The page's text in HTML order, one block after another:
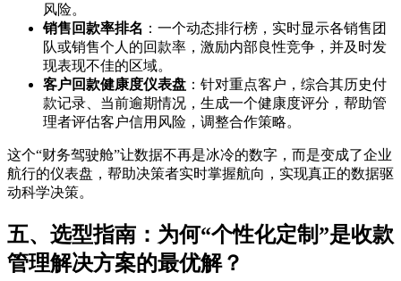
风险。
销售回款率排名 ：一个动态排行榜，实时显示各销售团
队或销售个人的回款率，激励内部良性竞争，并及时发
现表现不佳的区域。
客户回款健康度仪表盘 ：针对重点客户，综合其历史付
款记录、当前逾期情况，生成一个健康度评分，帮助管
理者评估客户信用风险，调整合作策略。
这个“财务驾驶舱”让数据不再是冰冷的数字，而是变成了企业
航行的仪表盘，帮助决策者实时掌握航向，实现真正的数据驱
动科学决策。
五、选型指南：为何“个性化定制”是收款
管理解决方案的最优解？